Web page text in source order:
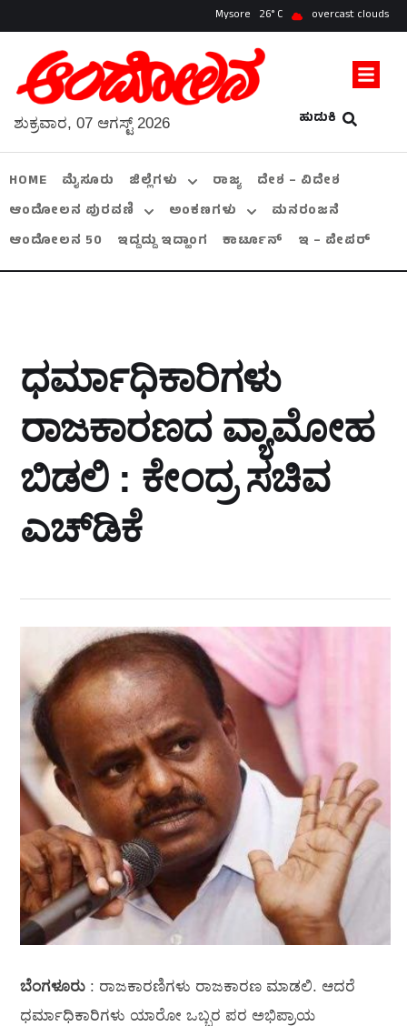
Mysore 26 overcast clouds
ಹುಡುಕಿ
ಶುಕ್ರವಾರ, 07 ಆಗಸ್ಟ್ 2026
HOME ಮೈಸೂರು ಜಿಲ್ಲೆಗಳು ರಾಜ್ಯ
ದೇಶ – ವಿದೇಶ
ಆಂದೋಲನ ಪುರವಣಿ
ಅಂಕಣಗಳು
ಮನರಂಜನೆ
ಆಂದೋಲನ 50
ಇದ್ದದ್ದು ಇದ್ಹಾಂಗ ಕಾರ್ಟೂನ್ ಇ – ಪೇಪರ್
ಧರ್ಮಾಧಿಕಾರಿಗಳು
ರಾಜಕಾರಣದ ವ್ಯಾಮೋಹ
ಬಿಡಲಿ : ಕೇಂದ್ರ ಸಚಿವ
ಎಚ್‌ಡಿಕೆ
ಬೆಂಗಳೂರು : ರಾಜಕಾರಣಿಗಳು ರಾಜಕಾರಣ ಮಾಡಲಿ. ಆದರೆ
ಧರ್ಮಾಧಿಕಾರಿಗಳು ಯಾರೋ ಒಬ್ಬರ ಪರ ಅಭಿಪ್ರಾಯ